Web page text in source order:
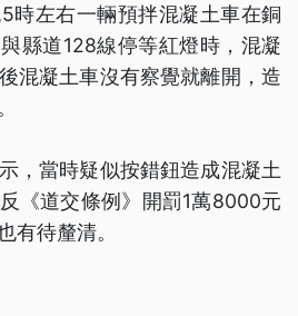
時左右一輛預拌混凝土車在銅
縣道128線停等紅燈時，混凝
混凝土車沒有察覺就離開，造
，當時疑似按錯鈕造成混凝土
《道交條例》開罰1萬8000元
有待釐清。